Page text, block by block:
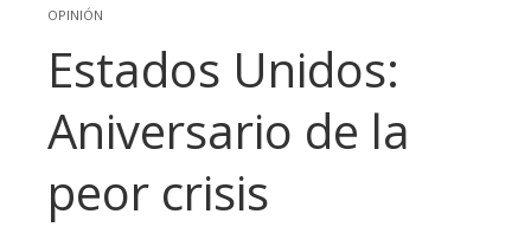
OPINIÓN
Estados Unidos:
Aniversario de la
peor crisis